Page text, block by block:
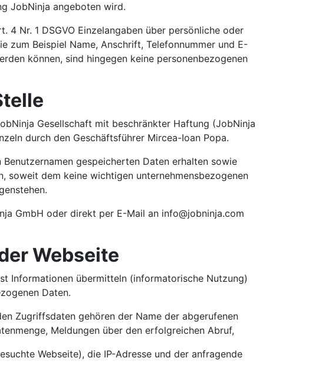
JobNinja angeboten wird.
4 Nr. 1 DSGVO Einzelangaben über persönliche oder
zum Beispiel Name, Anschrift, Telefonnummer und E-
können, sind hingegen keine personenbezogenen
Gesellschaft mit beschränkter Haftung (JobNinja
durch den Geschäftsführer Mircea-Ioan Popa.
gespeicherten Daten erhalten sowie
soweit dem keine wichtigen unternehmensbezogenen
GmbH oder direkt per E-Mail aninfo@jobninja.com
Webseite
Informationen übermitteln (informatorische Nutzung)
Daten.
Zugriffsdaten gehören der Name der abgerufenen
Meldungen über den erfolgreichen Abruf,
Webseite), die IP-Adresse und der anfragende